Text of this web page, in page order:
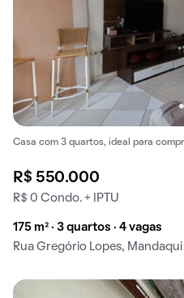
Casa com 3 quartos, ideal para
R$ 550.000
R$ 0 Condo. + IPTU
175 m² · 3 quartos · 4 vagas
Rua Gregório Lopes, Mandaqui